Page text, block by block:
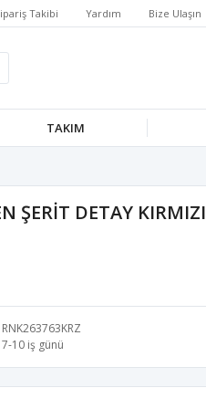
Takibi Yardım Bize Ulaşın
TAKIM
ŞERİT DETAY KIRMIZI
RNK263763KRZ
7-10 iş günü